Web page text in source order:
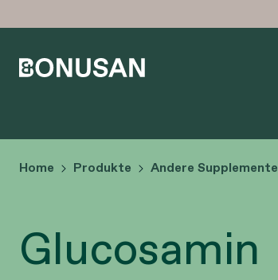
Home Produkte Andere Supplemente
Glucosamin